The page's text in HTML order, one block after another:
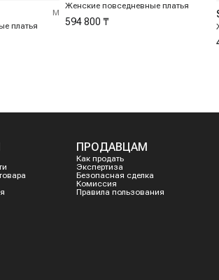
платья
M
Женские повседневные платья
594 800 ₸
ПРОДАВЦАМ
Как продать
Экспертиза
Безопасная сделка
Комиссия
Правила пользования